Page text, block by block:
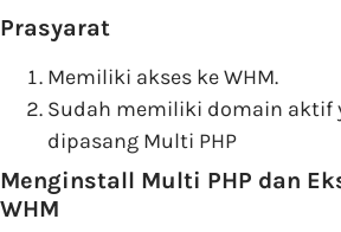
Prasyarat
Memiliki akses ke WHM.
Sudah memiliki domain aktif
dipasang Multi PHP
Menginstall Multi PHP dan
WHM